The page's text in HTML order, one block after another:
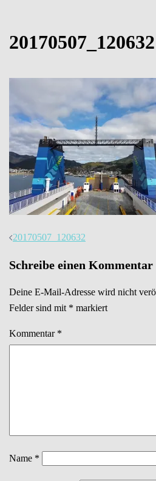
20170507_120632
Beitrags-
20170507_120632
Schreibe einen Kommentar
Deine E-Mail-Adresse wird nicht
Felder sind mit * markiert
Kommentar *
Name *